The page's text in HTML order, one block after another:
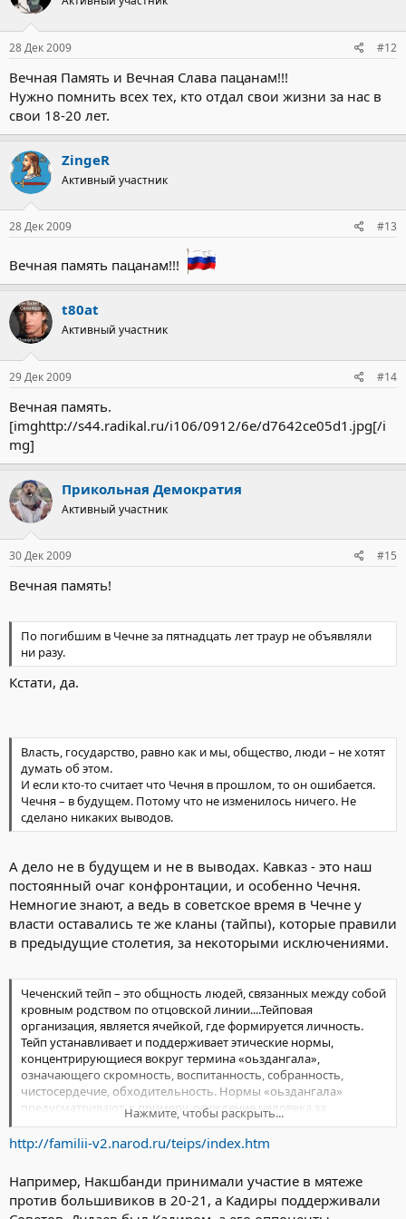
28 Дек 2009 #12
Вечная Память и Вечная Слава пацанам!!!
Нужно помнить всех тех, кто отдал свои жизни за нас в
свои 18-20 лет.
ZingeR
Активный участник
28 Дек 2009 #13
Вечная память пацанам!!!
t80at
Активный участник
29 Дек 2009 #14
Вечная память.
[imghttp://s44.radikal.ru/i106/0912/6e/d7642ce05d1.jpg[/i
mg]
Прикольная Демократия
Активный участник
30 Дек 2009 #15
Вечная память!
По погибшим в Чечне за пятнадцать лет траур не объявляли
ни разу.
Кстати, да.
Власть, государство, равно как и мы, общество, люди – не хотят
думать об этом.
И если кто-то считает что Чечня в прошлом, то он ошибается.
Чечня – в будущем. Потому что не изменилось ничего. Не
сделано никаких выводов.
А дело не в будущем и не в выводах. Кавказ - это наш
постоянный очаг конфронтации, и особенно Чечня.
Немногие знают, а ведь в советское время в Чечне у
власти оставались те же кланы (тайпы), которые правили
в предыдущие столетия, за некоторыми исключениями.
Чеченский тейп – это общность людей, связанных между собой
кровным родством по отцовской линии....Тейповая
организация, является ячейкой, где формируется личность.
Тейп устанавливает и поддерживает этические нормы,
концентрирующиеся вокруг термина «оьздангала»,
означающего скромность, воспитанность, собранность,
чистосердечие, обходительность. Нормы «оьздангала»
предусматривают, к примеру, осуждение человека за
срезанную им ради баловства ветку; заставляют чеченца
сидеть, не откидываясь, не расставляя ног, не крутя головой, не
рассматривать пристально женщину и т.д. Человек,
следующий нормам «оьздангала», в чрезвычайных
обстоятельствах должен проявить мужество и героизм.
Этикетные нормы поведения предписывают младшему встать
Нажмите, чтобы раскрыть...
http://familii-v2.narod.ru/teips/index.htm
Например, Накшбанди принимали участие в мятеже
против большивиков в 20-21, а Кадиры поддерживали